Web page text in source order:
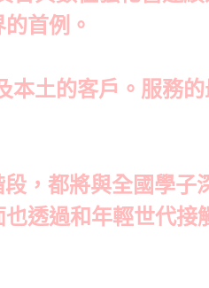
首例。
土的客戶。服務
，都將與全國學
透過和年輕世代